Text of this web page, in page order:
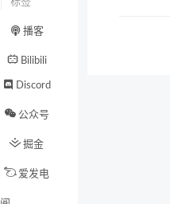
播客
Bilibili
Discord
公众号
掘金
爱发电